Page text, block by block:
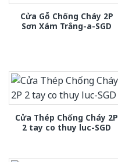
Cửa Gỗ Chống Cháy 2P
Sơn Xám Trắng-a-SGD
Cửa Thép Chống Cháy 2P
2 tay co thuy luc-SGD